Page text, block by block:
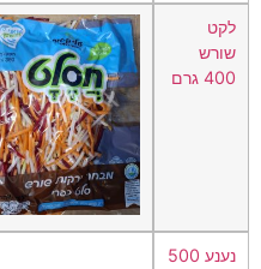
לקט
שורש
400 גרם
נענע 500